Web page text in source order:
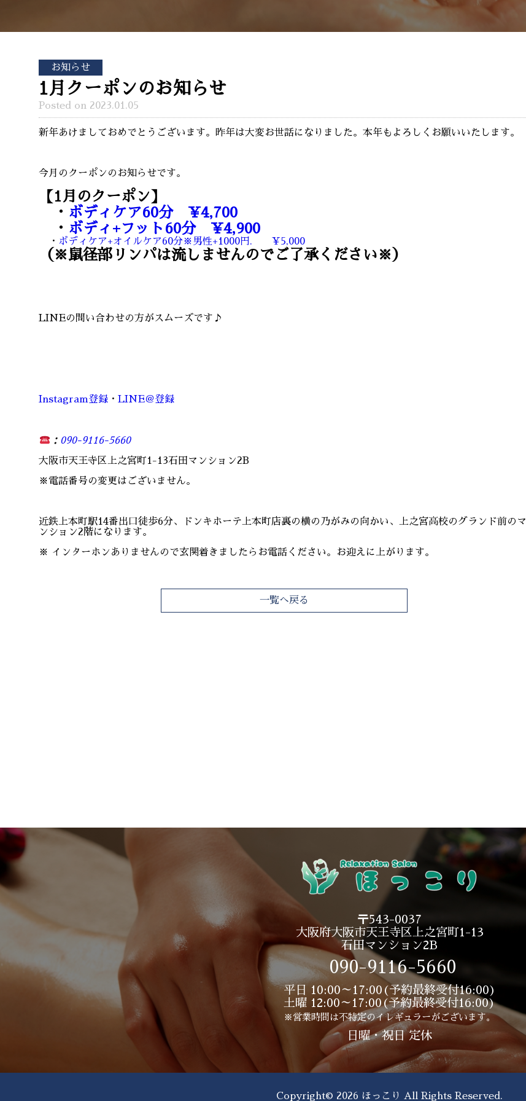
お知らせ
1月クーポンのお知らせ
Posted on 2023.01.05
新年あけましておめでとうございます。昨年は大変お世話になりました。本年もよろしくお願いいたします。
今月のクーポンのお知らせです。
【1月のクーポン】
・ ボディケア60分 ¥4,700
・ ボディ+フット60分 ¥4,900
・ ボディケア+オイルケア60分※男性+1000円. ¥5,000
（※鼠径部リンパは流しませんのでご了承ください※）
LINEの問い合わせの方がスムーズです♪
Instagram登録 ・LINE＠登録
： 090-9116-5660
大阪市天王寺区上之宮町1-13石田マンション2B
※電話番号の変更はございません。
近鉄上本町駅14番出口徒歩6分、ドンキホーテ上本町店裏の横の乃がみの向かい、上之宮高校のグランド前のマ
ンション2階になります。
※ インターホンありませんので玄関着きましたらお電話ください。お迎えに上がります。
一覧へ戻る
〒543-0037
大阪府大阪市天王寺区上之宮町1-13
石田マンション2B
090-9116-5660
平日 10:00～17:00(予約最終受付16:00)
土曜 12:00～17:00(予約最終受付16:00)
※営業時間は不特定のイレギュラーがございます。
日曜・祝日 定休
Copyright© 2026 ほっこり All Rights Reserved.